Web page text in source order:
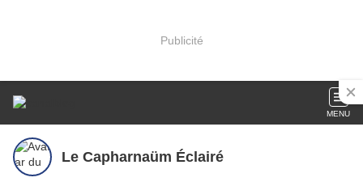
Publicité
MENU
Le Capharnaüm Éclairé